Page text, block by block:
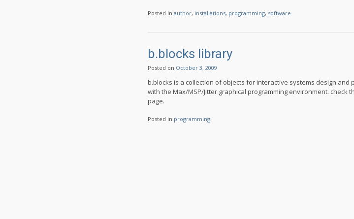
Posted in author, installations, programming, software
b.blocks library
Posted on October 3, 2009
b.blocks is a collection of objects for interactive systems design and
with the Max/MSP/Jitter graphical programming environment. check
page.
Posted in programming